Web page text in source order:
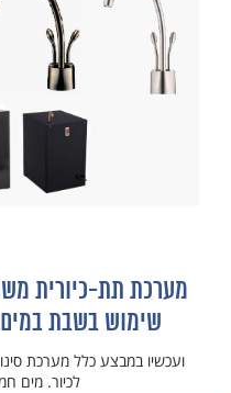
מערכת תת-כיורית
שימוש בשבת
לכיור. מים